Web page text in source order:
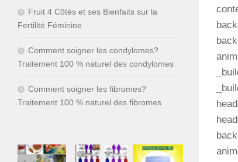
Fruit 4 Côtés et ses Bienfaits sur la
Fertilité Féminine
Comment soigner les condylomes?
Traitement 100 % naturel des condylomes
Comment soigner les fibromes?
Traitement 100 % naturel des fibromes